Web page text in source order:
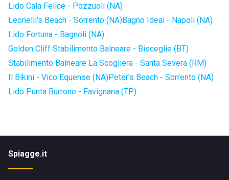
Lido Cala Felice - Pozzuoli (NA)
Leonelli's Beach - Sorrento (NA)Bagno Ideal - Napoli (NA)
Lido Fortuna - Bagnoli (NA)
Golden Cliff Stabilimento Balneare - Bisceglie (BT)
Stabilimento Balneare La Scogliera - Santa Severa (RM)
Il Bikini - Vico Equense (NA)Peter's Beach - Sorrento (NA)
Lido Punta Burrone - Favignana (TP)
Spiagge.it